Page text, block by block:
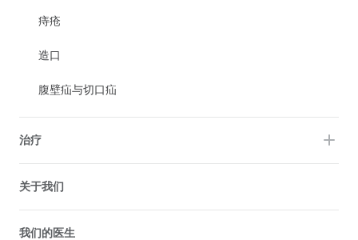
痔疮
造口
腹壁疝与切口疝
治疗
关于我们
我们的医生